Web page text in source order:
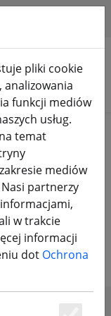
FrSky
i
pliki cookie
analizowania
funkcji mediów
usług.
temat
mediów
partnerzy
w trakcie
informacji
dot Ochrona